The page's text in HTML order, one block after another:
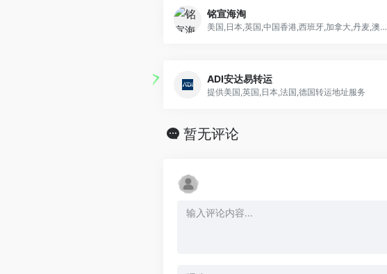
铭宣海淘
美国,日本,英国,中国香港,西班牙,加拿大,丹麦,澳洲等转运公司地址
ADI安达易转运
提供美国,英国,日本,法国,德国转运地址服务
暂无评论